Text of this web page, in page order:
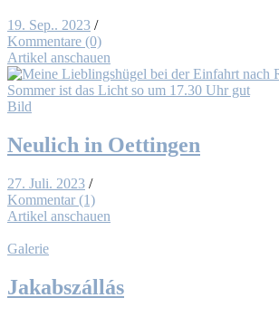
19. Sep.. 2023 /
Kommentare (0)
Artikel anschauen
Bild
Neu­lich in Oet­tin­gen
27. Juli. 2023 /
Kommentar (1)
Artikel anschauen
Galerie
Jak­abs­zál­lás